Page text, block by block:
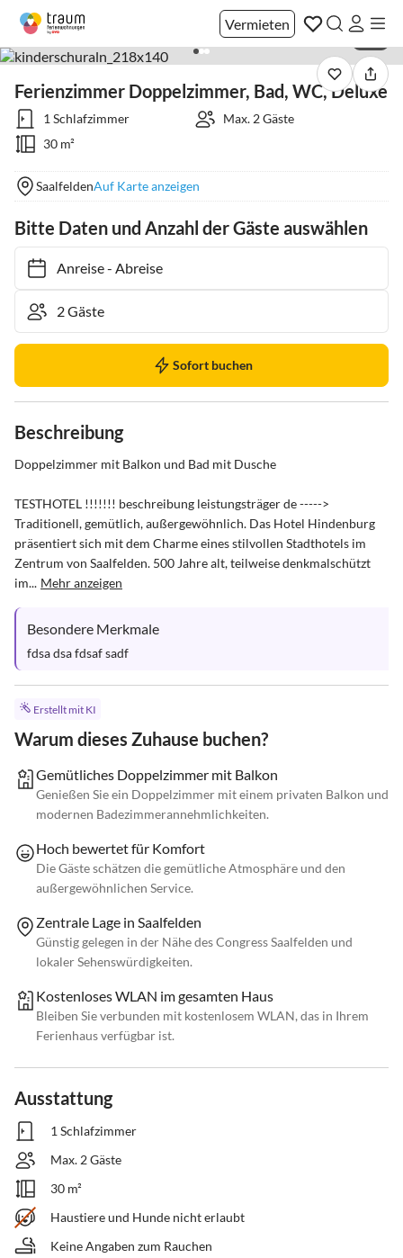
Vermieten
Ferienzimmer Doppelzimmer, Bad, WC, Deluxe
1 Schlafzimmer
Max. 2 Gäste
30 m²
SaalfeldenAuf Karte anzeigen
Bitte Daten und Anzahl der Gäste auswählen
Anreise- Abreise
Sofort buchen
Beschreibung
Doppelzimmer mit Balkon und Bad mit Dusche
TESTHOTEL !!!!!!! beschreibung leistungsträger de ----->
Traditionell, gemütlich, außergewöhnlich. Das Hotel Hindenburg
präsentiert sich mit dem Charme eines stilvollen Stadthotels im
Zentrum von Saalfelden. 500 Jahre alt, teilweise denkmalschützt
im... Mehr anzeigen
Besondere Merkmale
fdsa dsa fdsaf sadf
Erstellt mit KI
Warum dieses Zuhause buchen?
Gemütliches Doppelzimmer mit Balkon
Genießen Sie ein Doppelzimmer mit einem privaten Balkon und
modernen Badezimmerannehmlichkeiten.
Hoch bewertet für Komfort
Die Gäste schätzen die gemütliche Atmosphäre und den
außergewöhnlichen Service.
Zentrale Lage in Saalfelden
Günstig gelegen in der Nähe des Congress Saalfelden und
lokaler Sehenswürdigkeiten.
Kostenloses WLAN im gesamten Haus
Bleiben Sie verbunden mit kostenlosem WLAN, das in Ihrem
Ferienhaus verfügbar ist.
Ausstattung
1 Schlafzimmer
Max. 2 Gäste
30 m²
Haustiere und Hunde nicht erlaubt
Keine Angaben zum Rauchen